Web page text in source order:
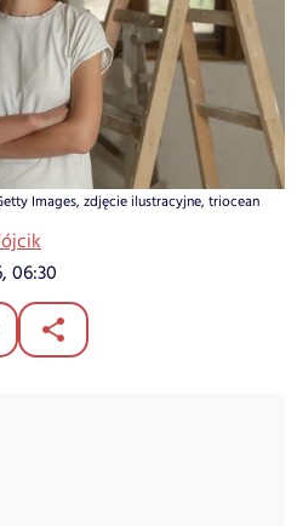
Images, zdjęcie ilustracyjne, triocean
06:30